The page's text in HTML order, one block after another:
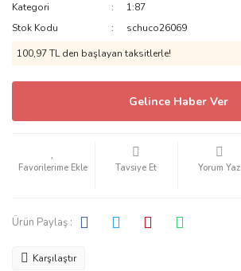
Kategori
1:87
Stok Kodu
schuco26069
100,97 TL den başlayan taksitlerle!
Gelince Haber Ver
Tavsiye Et Yorum Yaz
Ürün Paylaş :
Karşılaştır